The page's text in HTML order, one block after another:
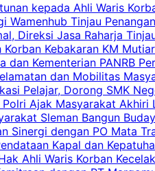
kepada Ahli Waris
Wamenhub Tinjau
Direksi Jasa Raharja
Kebakaran KM
dan Kementerian PANRB
dan Mobilitas
Pelajar, Dorong SMK
Ajak Masyarakat
Sleman Bangun
Sinergi dengan PO Mata
Kapal dan
Ahli Waris Korban